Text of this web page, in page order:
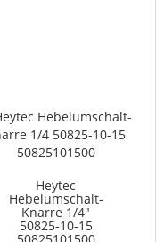
Heytec
Hebelumschalt-
Knarre 1/4"
50825-10-15